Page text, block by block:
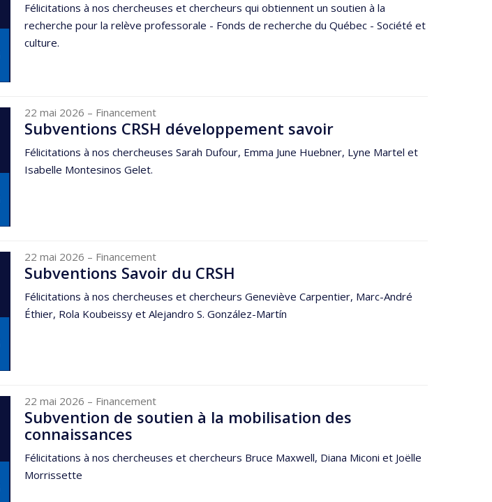
Félicitations à nos chercheuses et chercheurs qui obtiennent un soutien à la
recherche pour la relève professorale - Fonds de recherche du Québec - Société et
culture.
22 mai 2026 – Financement
Subventions CRSH développement savoir
Félicitations à nos chercheuses Sarah Dufour, Emma June Huebner, Lyne Martel et
Isabelle Montesinos Gelet.
22 mai 2026 – Financement
Subventions Savoir du CRSH
Félicitations à nos chercheuses et chercheurs Geneviève Carpentier, Marc-André
Éthier, Rola Koubeissy et Alejandro S. González-Martín
22 mai 2026 – Financement
Subvention de soutien à la mobilisation des
connaissances
Félicitations à nos chercheuses et chercheurs Bruce Maxwell, Diana Miconi et Joëlle
Morrissette